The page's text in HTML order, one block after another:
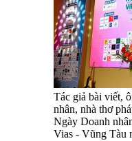
Tác giả bài viết,
nhân, nhà thơ
Ngày Doanh
Vias - Vũng Tàu